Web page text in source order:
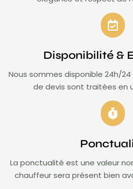
Disponibilité &
Nous sommes disponible 24h/
de devis sont traitées en
La ponctualité est une valeur
chauffeur sera présent bien